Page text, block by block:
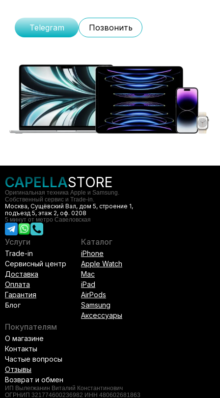
Telegram Позвонить
CAPELLASTORE
Оригинальная техника Apple и Samsung.
Собственный сервис и Trade-in.
Москва, Сущёвский Вал, дом 5, строение 1,
подъезд 5, этаж 2, оф. 0208
5 минут от метро Савеловская
Услуги
Trade-in
Сервисный центр
Доставка
Оплата
Гарантия
Блог
Каталог
iPhone
Apple Watch
Mac
iPad
AirPods
Samsung
Аксессуары
Покупателям
О магазине
Контакты
Частые вопросы
Отзывы
Возврат и обмен
ИП Вылегжанин Виталий Константинович
ОГРНИП 321774600236982 ИНН 480602681863